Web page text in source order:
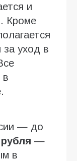
и
. Кроме
за уход в
в
— до
—
в